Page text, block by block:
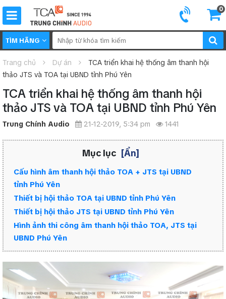
0
TÌM HÃNG
Trang chủ Dự án
TCA triển khai hệ thống âm thanh hội
thảo JTS và TOA tại UBND tỉnh Phú Yên
TCA triển khai hệ thống âm thanh hội
thảo JTS và TOA tại UBND tỉnh Phú Yên
Trung Chính Audio 21-12-2019, 5:34 pm 1441
Mục lục [Ẩn]
Cấu hình âm thanh hội thảo TOA + JTS tại UBND
tỉnh Phú Yên
Thiết bị hội thảo TOA tại UBND tỉnh Phú Yên
Thiết bị hội thảo JTS tại UBND tỉnh Phú Yên
Hình ảnh thi công âm thanh hội thảo TOA, JTS tại
UBND Phú Yên